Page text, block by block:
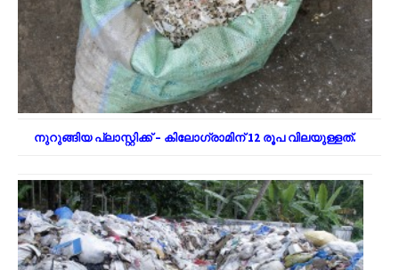
നുറുങ്ങിയ പ്ലാസ്റ്റിക്ക് – കിലോഗ്രാമിന് 12 രൂപ വിലയുള്ളത്.